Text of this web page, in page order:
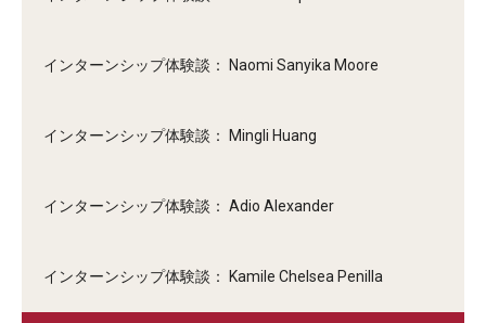
インターンシップ体験談： Naomi Sanyika Moore
インターンシップ体験談： Mingli Huang
インターンシップ体験談： Adio Alexander
インターンシップ体験談： Kamile Chelsea Penilla